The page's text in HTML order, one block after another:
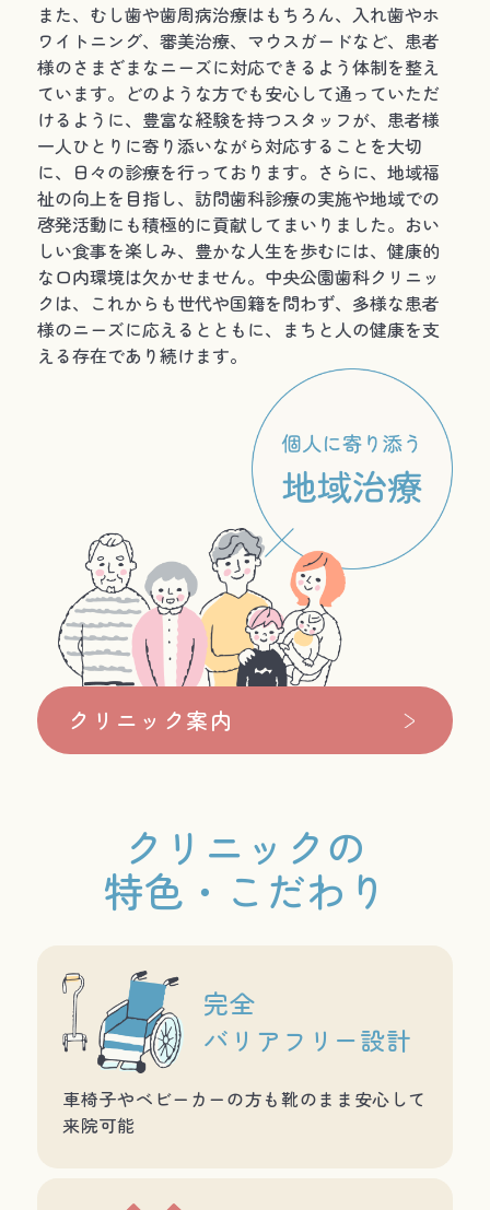
また、むし歯や歯周病治療はもちろん、入れ歯やホ
ワイトニング、審美治療、マウスガードなど、患者
様のさまざまなニーズに対応できるよう体制を整え
ています。どのような方でも安心して通っていただ
けるように、豊富な経験を持つスタッフが、患者様
一人ひとりに寄り添いながら対応することを大切
に、日々の診療を行っております。さらに、地域福
祉の向上を目指し、訪問歯科診療の実施や地域での
啓発活動にも積極的に貢献してまいりました。おい
しい食事を楽しみ、豊かな人生を歩むには、健康的
な口内環境は欠かせません。中央公園歯科クリニッ
クは、これからも世代や国籍を問わず、多様な患者
様のニーズに応えるとともに、まちと人の健康を支
える存在であり続けます。
クリニック案内
クリニックの
特色・こだわり
完全
バリアフリー設計
車椅子やベビーカーの方も靴のまま安心して
来院可能